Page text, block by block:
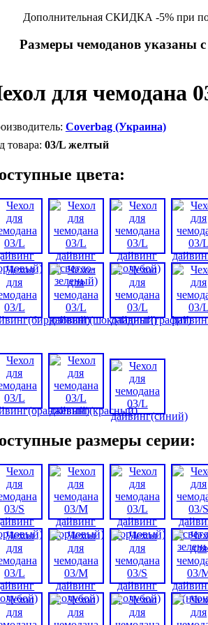
Дополнительная СКИДКА -5% при
Размеры чемоданов указаны с
для чемодана
Coverbag (Украина)
03/L желтый
цвета:
размеры серии: